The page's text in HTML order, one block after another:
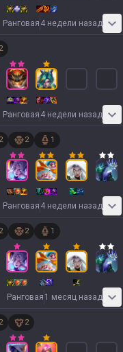
Ранговая 4 недели назад
2
Ранговая 4 недели назад
2 2 1
Ранговая 4 недели назад
2 2 1
Ранговая 1 месяц назад
2 2